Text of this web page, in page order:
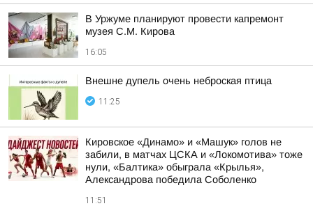
В Уржуме планируют провести капремонт
музея С.М. Кирова
16:05
Внешне дупель очень неброская птица
11:25
Кировское «Динамо» и «Машук» голов не
забили, в матчах ЦСКА и «Локомотива» тоже
нули, «Балтика» обыграла «Крылья»,
Александрова победила Соболенко
11:51